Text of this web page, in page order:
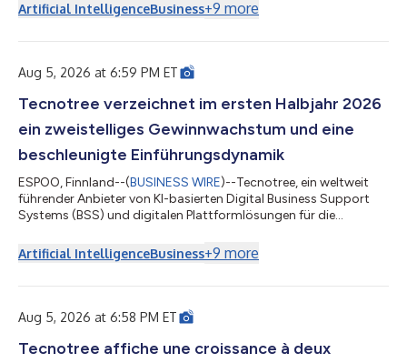
primo semestre 2026: l'azienda ha fatto registrare la crescita di
tutti i principali indicatori finanziari, ha aumentato il margine
Artificial IntelligenceBusiness+9 more
Aug 5, 2026 at 6:59 PM ET
Tecnotree verzeichnet im ersten Halbjahr 2026
ein zweistelliges Gewinnwachstum und eine
beschleunigte Einführungsdynamik
ESPOO, Finnland--(BUSINESS WIRE)--Tecnotree, ein weltweit
führender Anbieter von KI-basierten Digital Business Support
Systems (BSS) und digitalen Plattformlösungen für die
das erste Halbjahr 2026 bekannt. Das Unternehmen
verzeichnete bei allen wesentlichen Finanzkennzahlen ein
Implementierungen um, wobei acht Go-Live-Projekte in N...
Artificial IntelligenceBusiness+9 more
Aug 5, 2026 at 6:58 PM ET
Tecnotree affiche une croissance à deux